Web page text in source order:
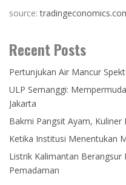
source:
Recent Posts
Pertunjukan Air Mancur
ULP Semanggi:
Jakarta
Bakmi Pangsit Ayam, Kuliner
Ketika Institusi Menentukan
Listrik Kalimantan Berangsur
Pemadaman